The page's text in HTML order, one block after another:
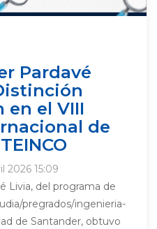
Pardavé
en el VIII
de
2026 15:09
Livia, del programa de
pregrados/ingenieria-
de Santander, obtuvo